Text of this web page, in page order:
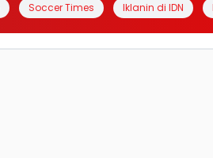
Soccer Times Iklanin di IDN